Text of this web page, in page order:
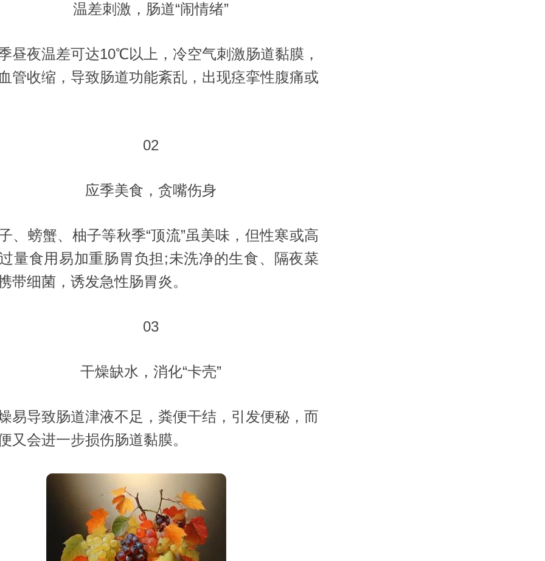
温差刺激，肠道“闹情绪”
温差可达10℃以上，冷空气刺激肠道黏膜，
管收缩，导致肠道功能紊乱，出现痉挛性腹痛或
02
应季美食，贪嘴伤身
蟹、柚子等秋季“顶流”虽美味，但性寒或高
量食用易加重肠胃负担;未洗净的生食、隔夜菜
带细菌，诱发急性肠胃炎。
03
干燥缺水，消化“卡壳”
致肠道津液不足，粪便干结，引发便秘，而
又会进一步损伤肠道黏膜。